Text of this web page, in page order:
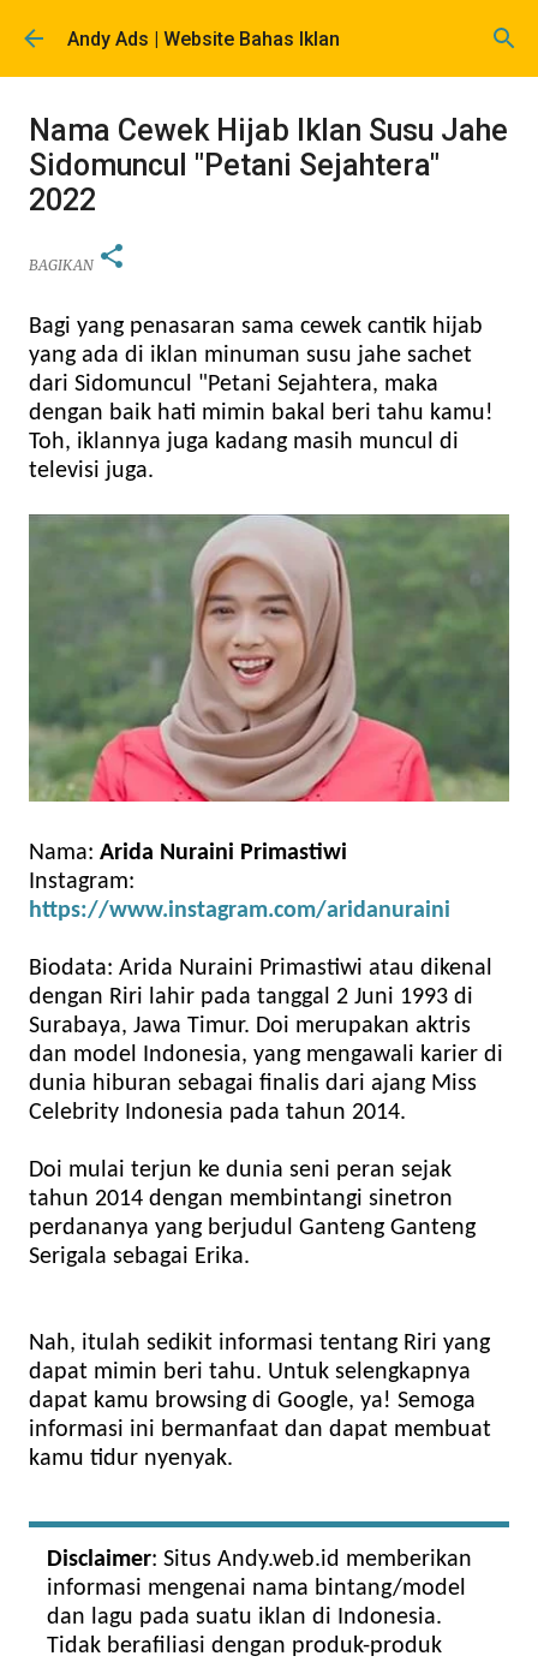
Langsung ke konten utama
Andy Ads | Website Bahas Iklan
Nama Cewek Hijab Iklan Susu Jahe
Sidomuncul "Petani Sejahtera"
2022
BAGIKAN
Bagi yang penasaran sama cewek cantik hijab
yang ada di iklan minuman susu jahe sachet
dari Sidomuncul "Petani Sejahtera, maka
dengan baik hati mimin bakal beri tahu kamu!
Toh, iklannya juga kadang masih muncul di
televisi juga.
Nama: Arida Nuraini Primastiwi
Instagram:
https://www.instagram.com/aridanuraini
Biodata: Arida Nuraini Primastiwi atau dikenal
dengan Riri lahir pada tanggal 2 Juni 1993 di
Surabaya, Jawa Timur. Doi merupakan aktris
dan model Indonesia, yang mengawali karier di
dunia hiburan sebagai finalis dari ajang Miss
Celebrity Indonesia pada tahun 2014.
Doi mulai terjun ke dunia seni peran sejak
tahun 2014 dengan membintangi sinetron
perdananya yang berjudul Ganteng Ganteng
Serigala sebagai Erika.
Nah, itulah sedikit informasi tentang Riri yang
dapat mimin beri tahu. Untuk selengkapnya
dapat kamu browsing di Google, ya! Semoga
informasi ini bermanfaat dan dapat membuat
kamu tidur nyenyak.
Disclaimer: Situs Andy.web.id memberikan
informasi mengenai nama bintang/model
dan lagu pada suatu iklan di Indonesia.
Tidak berafiliasi dengan produk-produk